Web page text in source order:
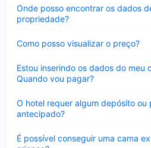
Onde posso encontrar os dados
propriedade?
Como posso visualizar o preço?
Estou inserindo os dados do meu
Quando vou pagar?
O hotel requer algum depósito ou
antecipado?
É possível conseguir uma cama
Contraído